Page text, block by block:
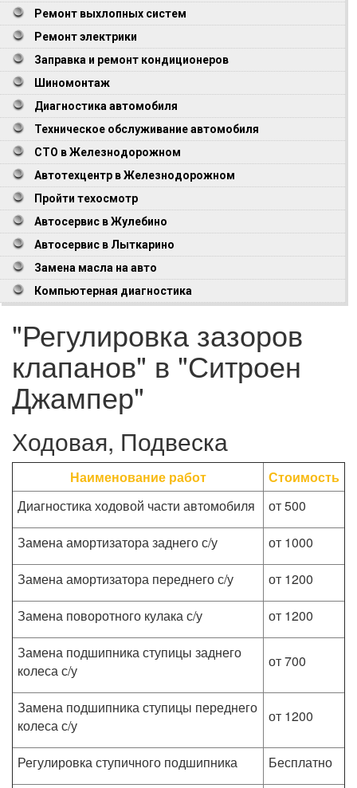
Ремонт выхлопных систем
Ремонт электрики
Заправка и ремонт кондиционеров
Шиномонтаж
Диагностика автомобиля
Техническое обслуживание автомобиля
СТО в Железнодорожном
Автотехцентр в Железнодорожном
Пройти техосмотр
Автосервис в Жулебино
Автосервис в Лыткарино
Замена масла на авто
Компьютерная диагностика
"Регулировка зазоров
клапанов" в "Ситроен
Джампер"
Ходовая, Подвеска
Наименование работ
Стоимость
Диагностика ходовой части автомобиля
от 500
Замена амортизатора заднего с/у
от 1000
Замена амортизатора переднего с/у
от 1200
Замена поворотного кулака с/у
от 1200
Замена подшипника ступицы заднего
колеса с/у
от 700
Замена подшипника ступицы переднего
колеса с/у
от 1200
Регулировка ступичного подшипника
Бесплатно